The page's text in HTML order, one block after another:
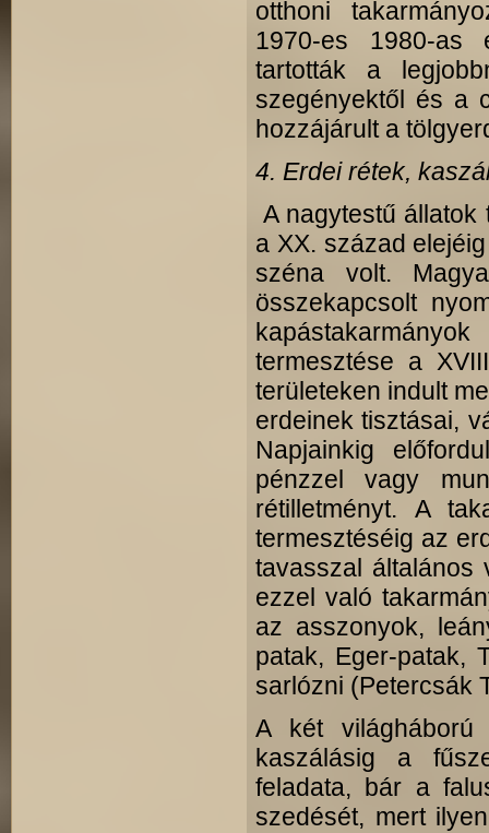
otthoni
1970-es 1980-as
tartották a
szegényektől és a
hozzájárult a
4. Erdei rétek,
A nagytestű
a XX. század
széna volt.
összekapcsolt
termesztése a
területeken indult
erdeinek tisztásai,
Napjainkig
pénzzel vagy
rétilletményt. A
termesztéséig az
tavasszal általános
ezzel való
az asszonyok,
patak, Eger-patak,
sarlózni (Petercsák
A két
kaszálásig a
feladata, bár a
szedését, mert